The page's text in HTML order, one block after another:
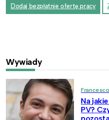
Dodaj bezpłatnie ofertę pracy
Wywiady
Na
PV?